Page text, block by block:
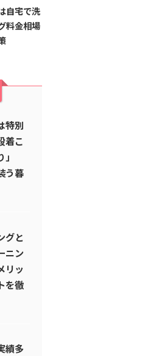
自宅で洗
料金相場
特別
着こ
う暮
グと
ニン
リッ
を徹
績多